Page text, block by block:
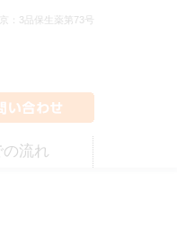
：3品保生薬第73号
の流れ